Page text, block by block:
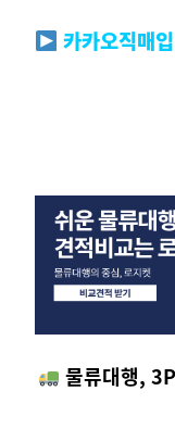
카카오직매
물류대행,